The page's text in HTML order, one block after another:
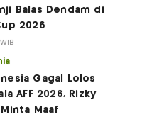
Balas Dendam di
2026
Gagal Lolos
AFF 2026, Rizky
Maaf